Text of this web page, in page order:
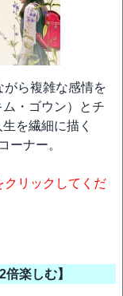
ら複雑な感情を
・ゴウン）とチ
を繊細に描く
ーナー。
クリックしてくだ
楽しむ】